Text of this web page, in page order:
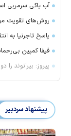
آب پاکی سرمربی
روش‌های تقویت
پاسخ تاجرنیا به
فیفا کمپین
پیروز: بیرانوند را
پیشنهاد سردبیر